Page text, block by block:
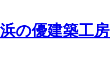
の優建築工房